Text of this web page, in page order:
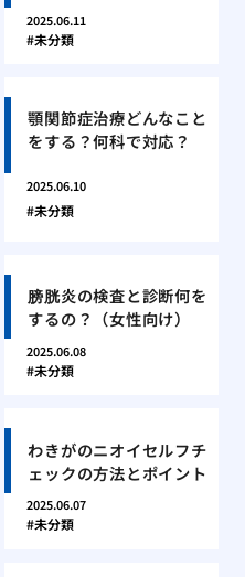
2025.06.11
未分類
顎関節症治療どんなこと
をする？何科で対応？
2025.06.10
未分類
膀胱炎の検査と診断何を
するの？（女性向け）
2025.06.08
未分類
わきがのニオイセルフチ
ェックの方法とポイント
2025.06.07
未分類